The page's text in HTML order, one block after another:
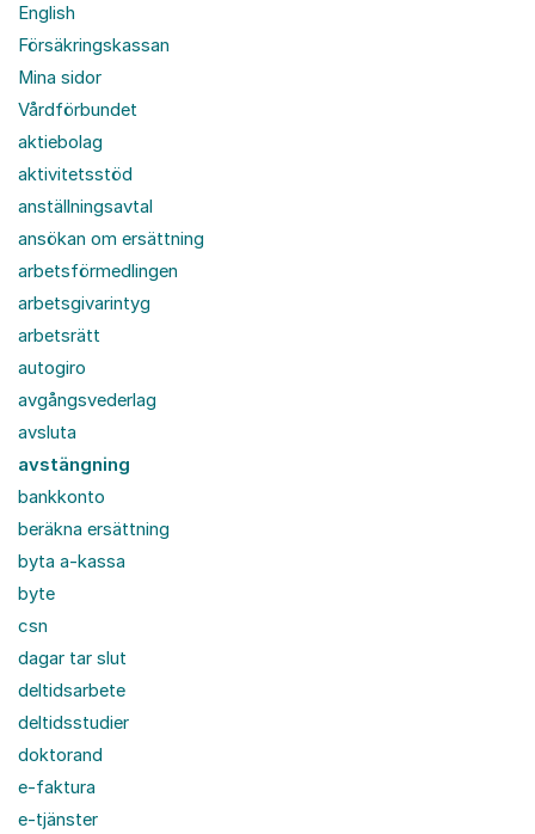
English
Försäkringskassan
Mina sidor
Vårdförbundet
aktiebolag
aktivitetsstöd
anställningsavtal
ansökan om ersättning
arbetsförmedlingen
arbetsgivarintyg
arbetsrätt
autogiro
avgångsvederlag
avsluta
avstängning
bankkonto
beräkna ersättning
byta a-kassa
byte
csn
dagar tar slut
deltidsarbete
deltidsstudier
doktorand
e-faktura
e-tjänster